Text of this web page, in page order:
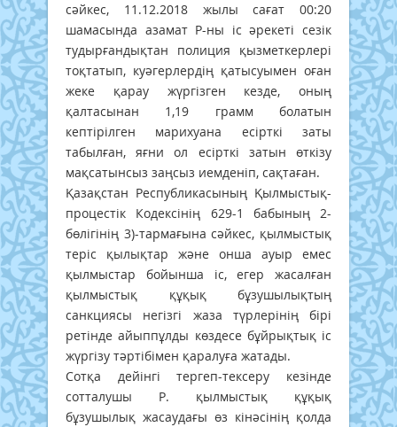
сәйкес, 11.12.2018 жылы сағат 00:20
шамасында азамат Р-ны іс әрекеті сезік
тудырғандықтан полиция қызметкерлері
тоқтатып, куәгерлердің қатысуымен оған
жеке қарау жүргізген кезде, оның
қалтасынан 1,19 грамм болатын
кептірілген марихуана есірткі заты
табылған, яғни ол есірткі затын өткізу
мақсатынсыз заңсыз иемденіп, сақтаған.
Қазақстан Республикасының Қылмыстық-
процестік Кодексінің 629-1 бабының 2-
бөлігінің 3)-тармағына сәйкес, қылмыстық
теріс қылықтар және онша ауыр емес
қылмыстар бойынша іс, егер жасалған
қылмыстық құқық бұзушылықтың
санкциясы негізгі жаза түрлерінің бірі
ретінде айыппұлды көздесе бұйрықтық іс
жүргізу тәртібімен қаралуға жатады.
Сотқа дейінгі тергеп-тексеру кезінде
сотталушы Р. қылмыстық құқық
бұзушылық жасаудағы өз кінәсінің қолда